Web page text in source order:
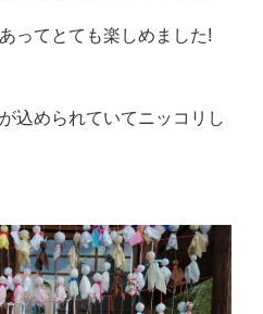
ってとても楽しめました!
込められていてニッコリし